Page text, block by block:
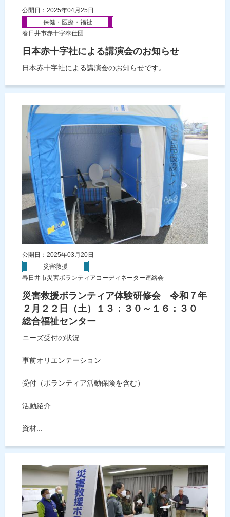
公開日：2025年04月25日
保健・医療・福祉
春日井市赤十字奉仕団
日本赤十字社による講演会のお知らせ
日本赤十字社による講演会のお知らせです。
公開日：2025年03月20日
災害救援
春日井市災害ボランティアコーディネーター連絡会
災害救援ボランティア体験研修会 令和７年
２月２２日（土）１３：３０～１６：３０
総合福祉センター
ニーズ受付の状況
事前オリエンテーション
受付（ボランティア活動保険を含む）
活動紹介
資材...